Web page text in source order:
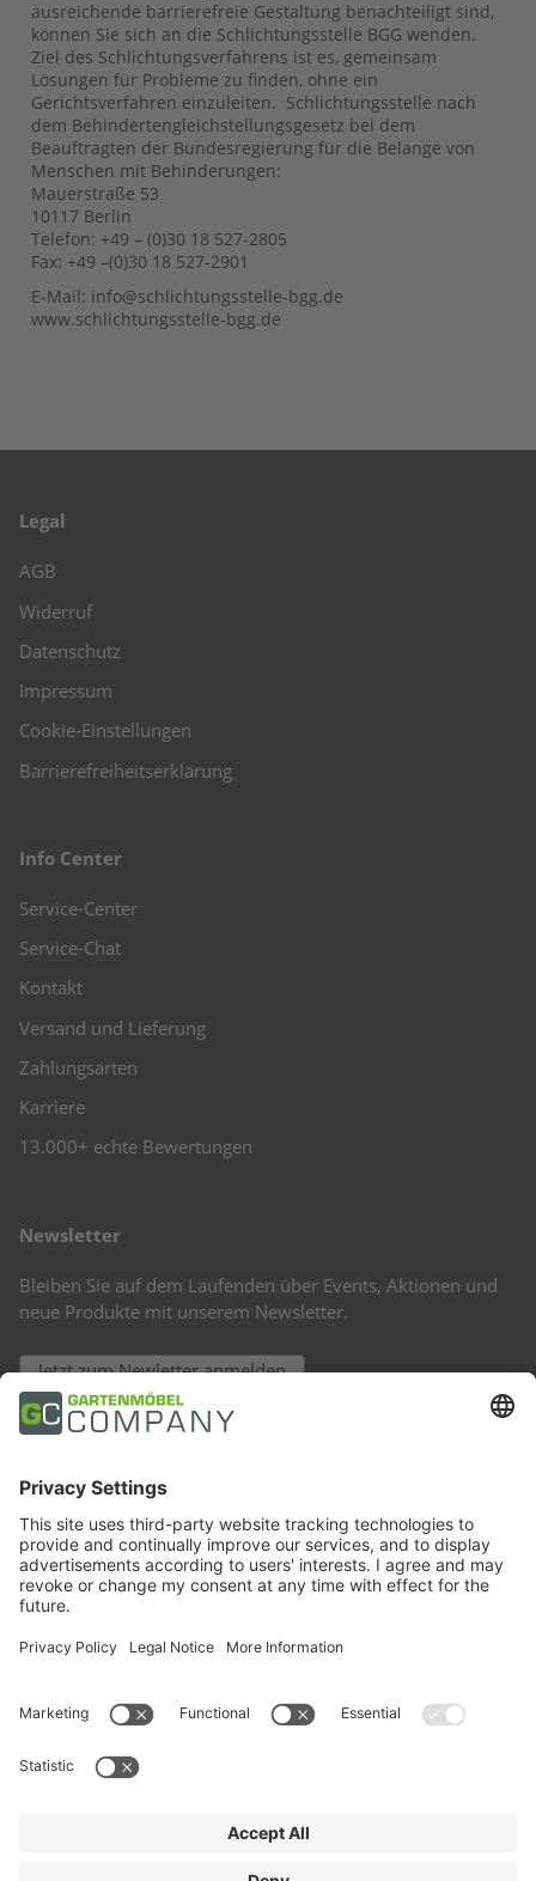
ausreichende barrierefreie Gestaltung benachteiligt sind,
können Sie sich an die Schlichtungsstelle BGG wenden.
Ziel des Schlichtungsverfahrens ist es, gemeinsam
Lösungen für Probleme zu finden, ohne ein
Gerichtsverfahren einzuleiten. Schlichtungsstelle nach
dem Behindertengleichstellungsgesetz bei dem
Beauftragten der Bundesregierung für die Belange von
Menschen mit Behinderungen:
Mauerstraße 53
10117 Berlin
Telefon: +49 – (0)30 18 527-2805
Fax: +49 –(0)30 18 527-2901
E-Mail: info@schlichtungsstelle-bgg.de
www.schlichtungsstelle-bgg.de
Legal
AGB
Widerruf
Datenschutz
Impressum
Cookie-Einstellungen
Barrierefreiheitserklärung
Info Center
Service-Center
Service-Chat
Kontakt
Versand und Lieferung
Zahlungsarten
Karriere
13.000+ echte Bewertungen
Newsletter
Bleiben Sie auf dem Laufenden über Events, Aktionen und
neue Produkte mit unserem Newsletter.
Jetzt zum Newletter anmelden
Payment Methods
Trusted Shops
Social Media